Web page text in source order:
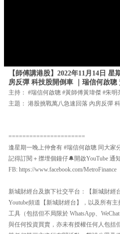
【師傅講港股】2022年11月14日
房反彈 科技股開倒車 ｜瑞信何啟聰
主持： #瑞信何啟聰 #黃師傅黃瑋傑 #朱明
主題： 港股挑戰萬八急速回落 內房反彈
======================
逢星期一晚上仲會有 #瑞信何啟聰 同大家
記得訂閱＋㩒埋個鐘仔🔔開啟YouTube 通
FB: https://www.facebook.com/MetroFinance
新城財經台及旗下社交平台：【新城財經
Youtube頻道【新城財經台】，以及所有
工具（包括但不局限於 WhatsApp、
與任何投資買賣，亦未有授權任何人包括